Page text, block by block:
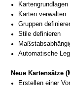
Karten verwalten
Gruppen
Stile definieren
Automatische
Neue Kartensätze
Erstellen einer